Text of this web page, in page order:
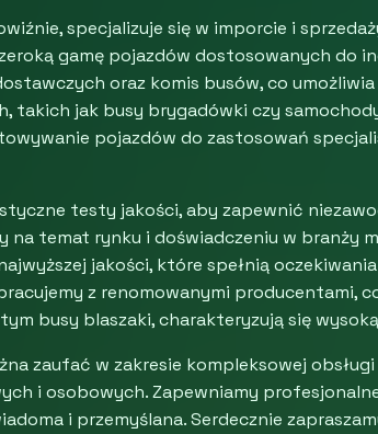
specjalizuje się w imporcie i
gamę pojazdów dostosowanych do
oraz komis busów, co
takich jak busy brygadówki czy
pojazdów do zastosowań
testy jakości, aby zapewnić
na temat rynku i doświadczeniu w branży
jakości, które spełnią
z renomowanymi producentami,
busy blaszaki, charakteryzują się
zaufać w zakresie kompleksowej
i osobowych. Zapewniamy
i przemyślana. Serdecznie